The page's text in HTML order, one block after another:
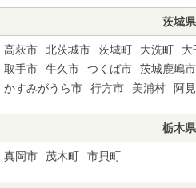
茨城県
高萩市 北茨城市 茨城町 大洗町 大
取手市
牛久市 つくば市 茨城鹿嶋市
かすみがうら市
行方市 美浦村 阿
栃木県
真岡市 茂木町 市貝町